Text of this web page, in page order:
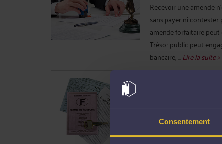
Consentement
Recevoir une amende
sans payer ni
amende forfaitaire
Trésor public peut
bancaire, ...Lire la suite >
La nécessité de
d’échapper à une